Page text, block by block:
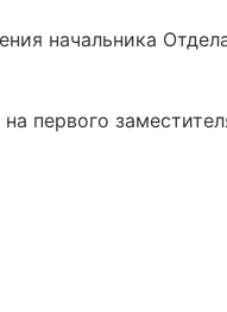
начальника
первого